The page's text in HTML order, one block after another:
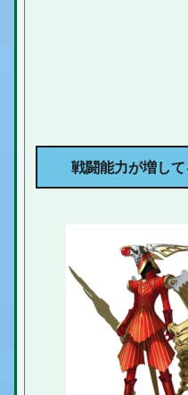
戦闘能力が増し